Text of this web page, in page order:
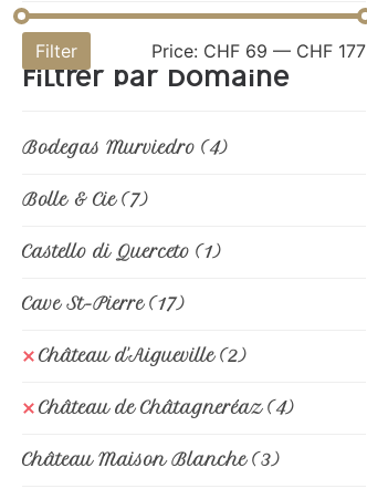
Filter Price: CHF 69 — CHF 177
Filtrer par domaine
Bodegas Murviedro (4)
Bolle & Cie (7)
Castello di Querceto (1)
Cave St-Pierre (17)
Château d'Aigueville (2)
Château de Châtagneréaz (4)
Château Maison Blanche (3)